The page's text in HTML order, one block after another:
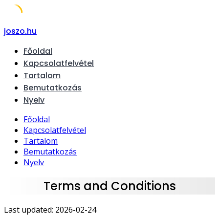
Skip
content
joszo.hu
Főoldal
Kapcsolatfelvétel
Tartalom
Bemutatkozás
Nyelv
Főoldal
Kapcsolatfelvétel
Tartalom
Bemutatkozás
Nyelv
Terms and Conditions
Last updated: 2026-02-24